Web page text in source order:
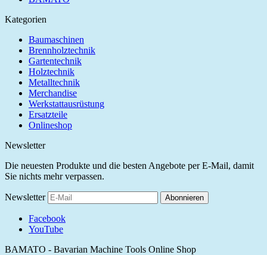
Kategorien
Baumaschinen
Brennholztechnik
Gartentechnik
Holztechnik
Metalltechnik
Merchandise
Werkstattausrüstung
Ersatzteile
Onlineshop
Newsletter
Die neuesten Produkte und die besten Angebote per E-Mail, damit
Sie nichts mehr verpassen.
Newsletter Abonnieren
Facebook
YouTube
BAMATO - Bavarian Machine Tools Online Shop